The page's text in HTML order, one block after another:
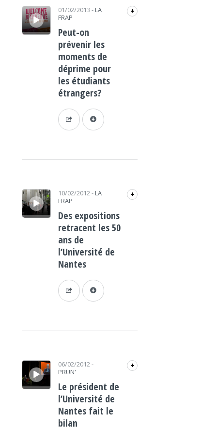
Lecteur audio 01/02/2013 - LA
FRAP
+
Peut-on
prévenir les
moments de
déprime pour
les étudiants
étrangers?
Lecteur audio 10/02/2012- LA
FRAP
+
Des expositions
retracent les 50
ans de
l’Université de
Nantes
Lecteur audio 06/02/2012-
PRUN'
+
Le président de
l’Université de
Nantes fait le
bilan